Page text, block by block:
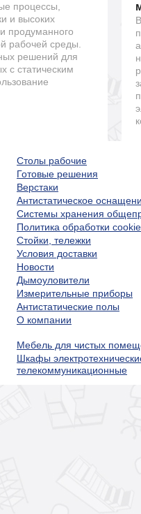
процессы,
и высоких
продуманного
рабочей среды.
решений для
с статическим
Столы рабочие
Готовые решения
Верстаки
Антистатическое
Системы хранения
Политика обработки cookie
Стойки, тележки
Условия доставки
Новости
Дымоуловители
Измерительные приборы
Антистатические полы
О компании
Мебель для чистых
Шкафы
телекоммуникационные